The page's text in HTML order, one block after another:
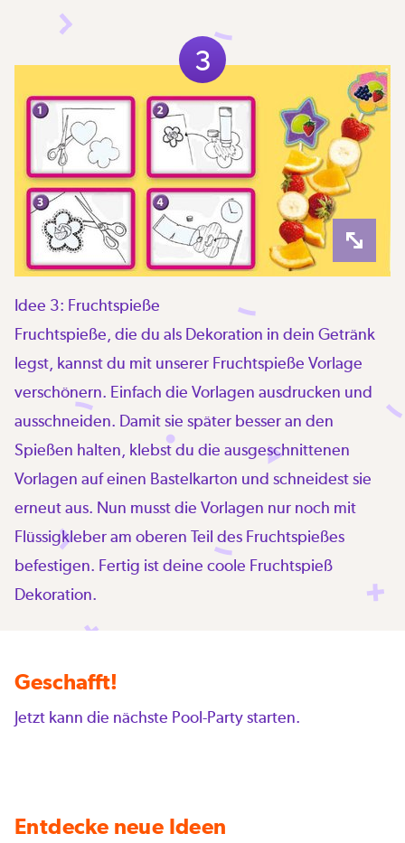
3
Idee 3: Fruchtspieße
Fruchtspieße, die du als Dekoration in dein Getränk
legst, kannst du mit unserer Fruchtspieße Vorlage
verschönern. Einfach die Vorlagen ausdrucken und
ausschneiden. Damit sie später besser an den
Spießen halten, klebst du die ausgeschnittenen
Vorlagen auf einen Bastelkarton und schneidest sie
erneut aus. Nun musst die Vorlagen nur noch mit
Flüssigkleber am oberen Teil des Fruchtspießes
befestigen. Fertig ist deine coole Fruchtspieß
Dekoration.
Geschafft!
Jetzt kann die nächste Pool-Party starten.
Entdecke neue Ideen